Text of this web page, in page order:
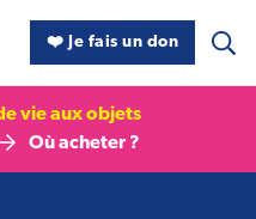
❤️ Je fais un don
vie aux objets
Où acheter ?